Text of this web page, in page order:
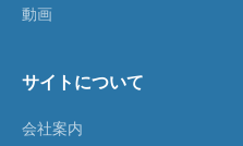
動画
サイトについて
会社案内